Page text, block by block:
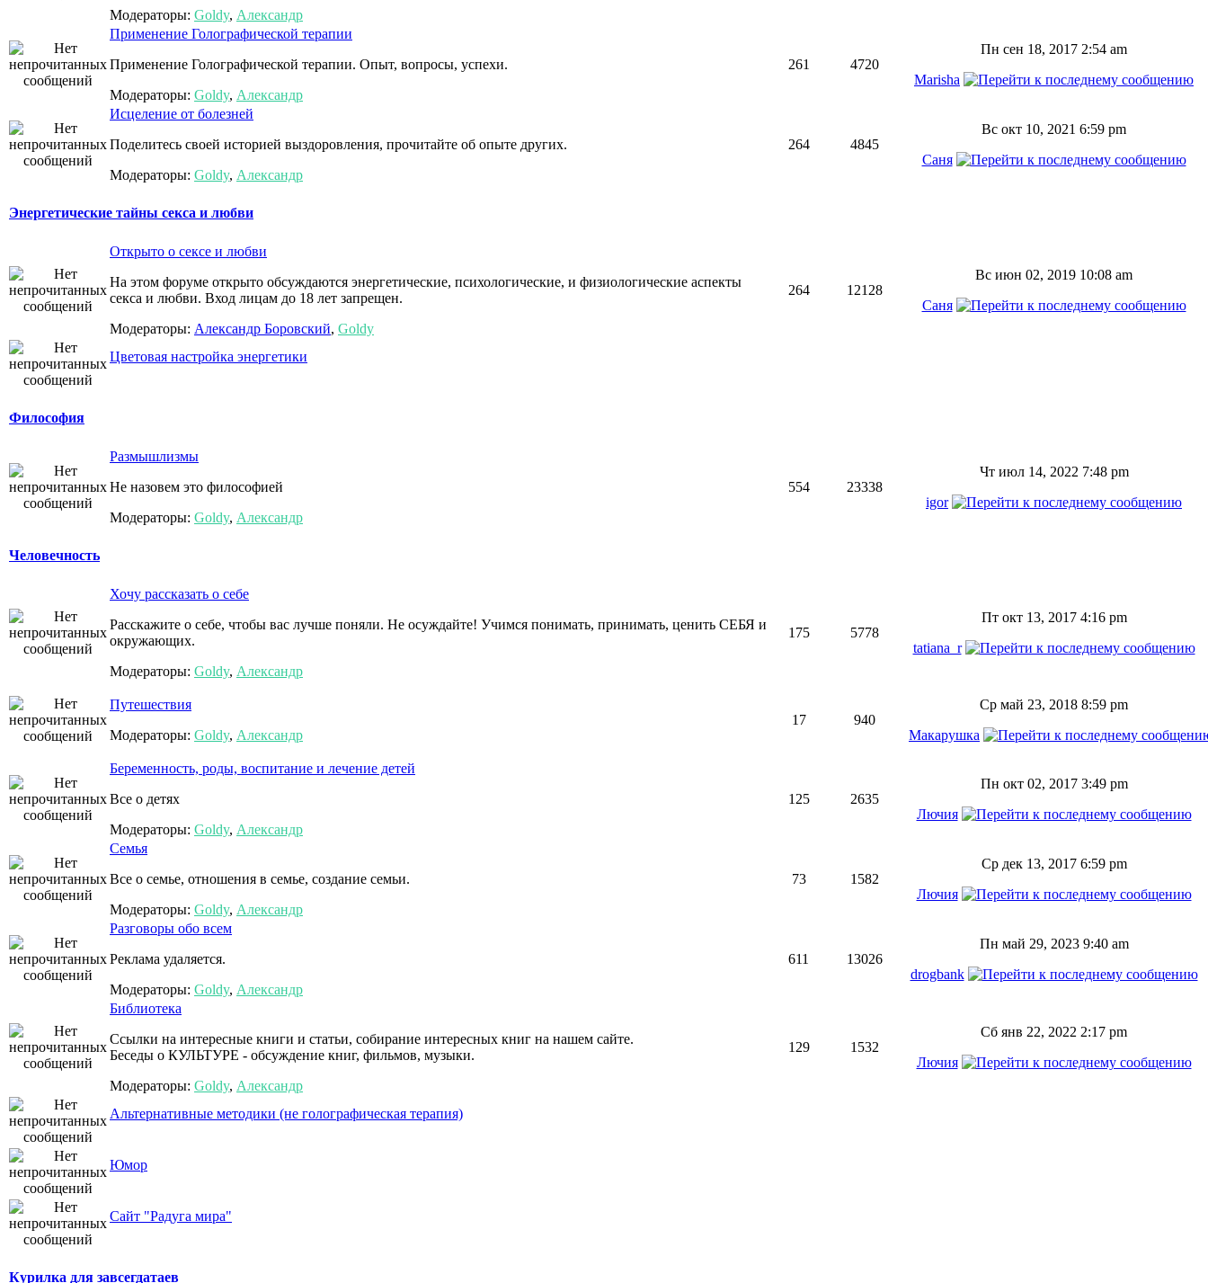
Модераторы: Goldy, Александр
Применение Голографической терапии
Применение Голографической терапии. Опыт, вопросы, успехи.
Модераторы: Goldy, Александр
261 4720
Пн сен 18, 2017 2:54 am
Marisha
Исцеление от болезней
Поделитесь своей историей выздоровления, прочитайте об опыте других.
Модераторы: Goldy, Александр
264 4845
Вс окт 10, 2021 6:59 pm
Саня
Энергетические тайны секса и любви
Открыто о сексе и любви
На этом форуме открыто обсуждаются энергетические, психологические, и физиологические аспекты
секса и любви. Вход лицам до 18 лет запрещен.
Модераторы: Александр Боровский, Goldy
264 12128
Вс июн 02, 2019 10:08 am
Саня
Цветовая настройка энергетики
Философия
Размышлизмы
Не назовем это философией
Модераторы: Goldy, Александр
554 23338
Чт июл 14, 2022 7:48 pm
igor
Человечность
Хочу рассказать о себе
Расскажите о себе, чтобы вас лучше поняли. Не осуждайте! Учимся понимать, принимать, ценить СЕБЯ и
окружающих.
Модераторы: Goldy, Александр
175 5778
Пт окт 13, 2017 4:16 pm
tatiana_r
Путешествия
Модераторы: Goldy, Александр
17 940
Ср май 23, 2018 8:59 pm
Макарушка
Беременность, роды, воспитание и лечение детей
Все о детях
Модераторы: Goldy, Александр
125 2635
Пн окт 02, 2017 3:49 pm
Лючия
Семья
Все о семье, отношения в семье, создание семьи.
Модераторы: Goldy, Александр
73 1582
Ср дек 13, 2017 6:59 pm
Лючия
Разговоры обо всем
Реклама удаляется.
Модераторы: Goldy, Александр
611 13026
Пн май 29, 2023 9:40 am
drogbank
Библиотека
Ссылки на интересные книги и статьи, собирание интересных книг на нашем сайте.
Беседы о КУЛЬТУРЕ - обсуждение книг, фильмов, музыки.
Модераторы: Goldy, Александр
129 1532
Сб янв 22, 2022 2:17 pm
Лючия
Альтернативные методики (не голографическая терапия)
Юмор
Сайт "Радуга мира"
Курилка для завсегдатаев